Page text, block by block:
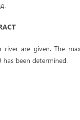
СT
are given. The
been determined.